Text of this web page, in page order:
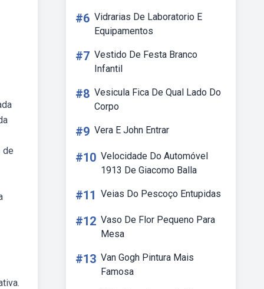
de
#6 Vidrarias De Laboratorio E
Equipamentos
#7 Vestido De Festa Branco
Infantil
#8 Vesicula Fica De Qual Lado Do
Corpo
#9 Vera E John Entrar
#10 Velocidade Do Automóvel
1913 De Giacomo Balla
#11 Veias Do Pescoço Entupidas
#12 Vaso De Flor Pequeno Para
Mesa
#13 Van Gogh Pintura Mais
Famosa